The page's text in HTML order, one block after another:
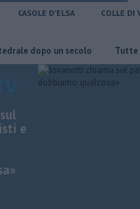
CASOLE D'ELSA COLLE DI
un secolo ​Tutte le
e